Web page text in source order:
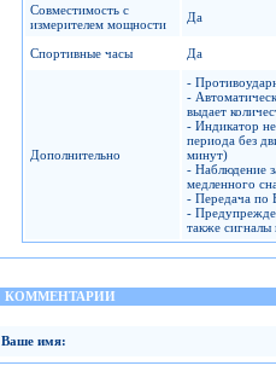
Совместимость с
измерителем мощности
Да
Спортивные часы Да
Дополнительно
-
-
выдает
- Индикатор
периода без
минут)
- Наблюдение
медленного
- Передача по
-
также
КОММЕНТАРИИ
Ваше имя: